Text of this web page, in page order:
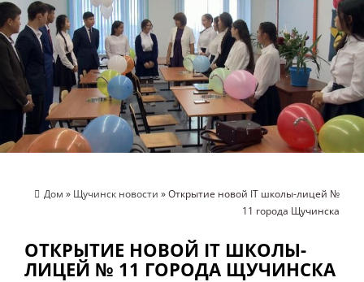
Дом » Щучинск новости » Открытие новой IT школы-лицей №
11 города Щучинска
ОТКРЫТИЕ НОВОЙ IT ШКОЛЫ-
ЛИЦЕЙ № 11 ГОРОДА ЩУЧИНСКА